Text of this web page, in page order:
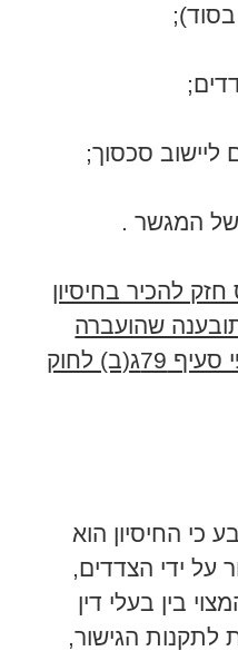
ליישוב סכסוך;
של המגשר .
להכיר בחיסיון
שהועברה
על ידי בית המשפט לפי סעיף 79ג(ב) לחוק
כי החיסיון הוא
על ידי הצדדים,
המצוי בין בעלי דין
לתקנות הגישור,